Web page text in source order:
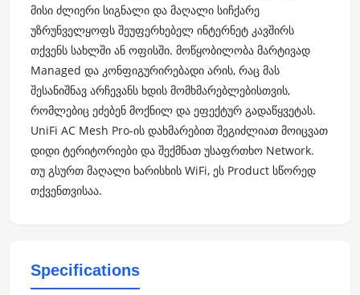
მისი ძლიერი სიგნალი და მაღალი სიჩქარე
უზრუნველყოფს შეუფერხებელ ინტერნეტ კავშირს
თქვენს სახლში ან ოფისში. მოწყობილობა მარტივად
Managed და კონფიგურირებადი არის, რაც მას
შესანიშნავ არჩევანს ხდის მომხმარებლებისთვის,
რომლებიც ეძებენ მოქნილ და ეფექტურ გადაწყვეტას.
UniFi AC Mesh Pro-ის დახმარებით შეგიძლიათ მოიცვათ
დიდი ტერიტორიები და შექმნათ უსაფრთხო Network.
თუ გსურთ მაღალი ხარისხის WiFi, ეს Product სწორედ
თქვენთვისაა.
Specifications